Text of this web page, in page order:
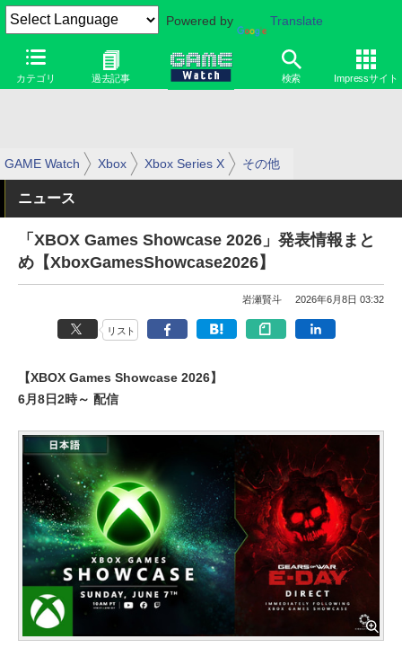
Powered by Translate
カテゴリ 過去記事 検索 Impressサイト
GAME Watch Xbox Xbox Series X その他
ニュース
「XBOX Games Showcase 2026」発表情報まと
め【XboxGamesShowcase2026】
岩瀬賢斗 2026年6月8日 03:32
リスト
【XBOX Games Showcase 2026】
6月8日2時～ 配信